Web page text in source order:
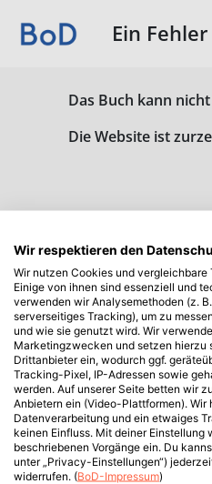
Ein
Das Buch kann
Die Website ist
Wir respektieren den
Wir nutzen Cookies und vergleichbare
Einige von ihnen sind essenziell und
verwenden wir Analysemethoden (z.
serverseitiges Tracking), um zu
und wie sie genutzt wird. Wir
Marketingzwecken und setzen hierzu
Drittanbieter ein, wodurch ggf.
Tracking-Pixel, IP-Adressen sowie
werden. Auf unserer Seite betten wir
Anbietern ein (Video-Plattformen). Wir
Datenverarbeitung und ein etwaiges
keinen Einfluss. Mit deiner Einstellung
beschriebenen Vorgänge ein. Du
unter „Privacy-Einstellungen“)
widerrufen. (BoD-Impressum)